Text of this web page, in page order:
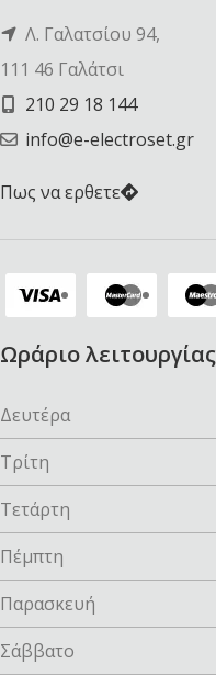
Λ. Γαλατσίου 94,
111 46 Γαλάτσι
210 29 18 144
info@e-electroset.gr
Πως να ερθετε
Ωράριο λειτουργίας
Δευτέρα
Τρίτη
Τετάρτη
Πέμπτη
Παρασκευή
Σάββατο